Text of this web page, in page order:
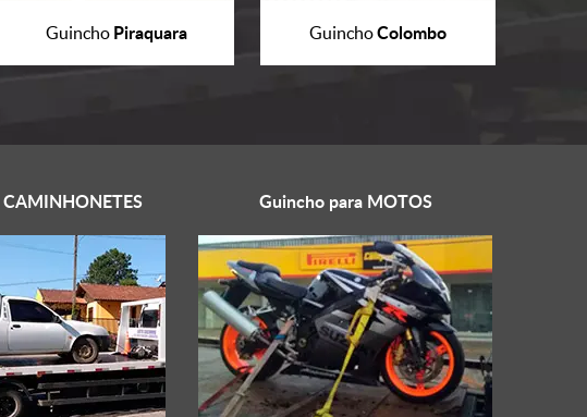
Guincho Piraquara GuinchoColombo
CAMINHONETES Guincho para MOTOS